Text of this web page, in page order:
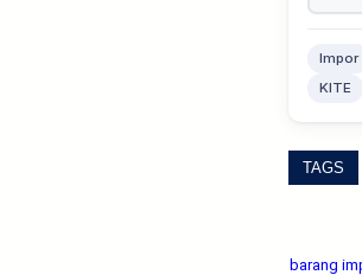
Impor
KITE
TAGS
barang